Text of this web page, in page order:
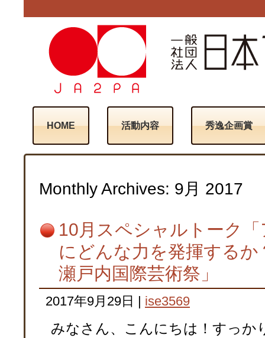
HOME 活動内容 秀逸企画賞
Monthly Archives: 9月 2017
10月スペシャルトーク
にどんな力を発揮するか
瀬戸内国際芸術祭」
2017年9月29日 | ise3569
みなさん、こんにちは！すっか